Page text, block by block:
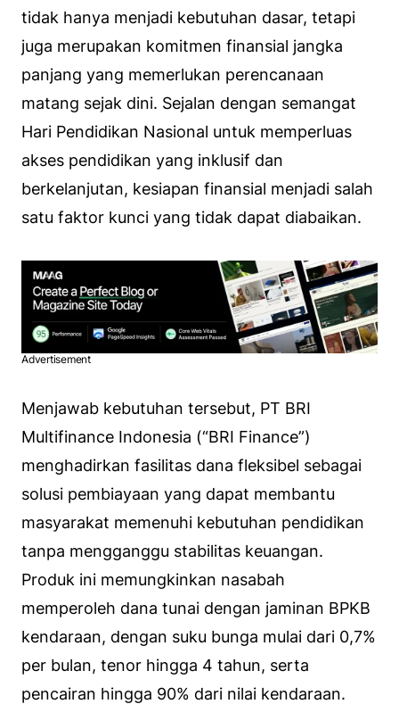
tidak hanya menjadi kebutuhan dasar, tetapi
juga merupakan komitmen finansial jangka
panjang yang memerlukan perencanaan
matang sejak dini. Sejalan dengan semangat
Hari Pendidikan Nasional untuk memperluas
akses pendidikan yang inklusif dan
berkelanjutan, kesiapan finansial menjadi salah
satu faktor kunci yang tidak dapat diabaikan.
Advertisement
Menjawab kebutuhan tersebut, PT BRI
Multifinance Indonesia (“BRI Finance”)
menghadirkan fasilitas dana fleksibel sebagai
solusi pembiayaan yang dapat membantu
masyarakat memenuhi kebutuhan pendidikan
tanpa mengganggu stabilitas keuangan.
Produk ini memungkinkan nasabah
memperoleh dana tunai dengan jaminan BPKB
kendaraan, dengan suku bunga mulai dari 0,7%
per bulan, tenor hingga 4 tahun, serta
pencairan hingga 90% dari nilai kendaraan.